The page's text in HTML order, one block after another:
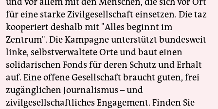
für eine starke Zivilgesellschaft einsetzen. Die taz
kooperiert deshalb mit "Alles beginnt im
Zentrum". Die Kampagne unterstützt bundesweit
linke, selbstverwaltete Orte und baut einen
solidarischen Fonds für deren Schutz und Erhalt
auf. Eine offene Gesellschaft braucht guten, frei
zugänglichen Journalismus – und
zivilgesellschaftliches Engagement. Finden Sie